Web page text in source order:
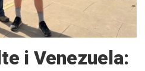
i Venezuela: